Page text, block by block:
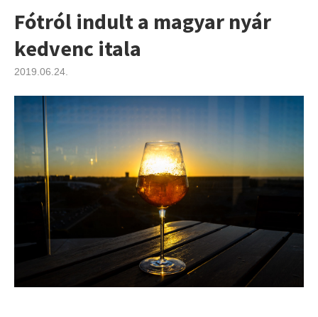
Fótról indult a magyar nyár
kedvenc itala
2019.06.24.